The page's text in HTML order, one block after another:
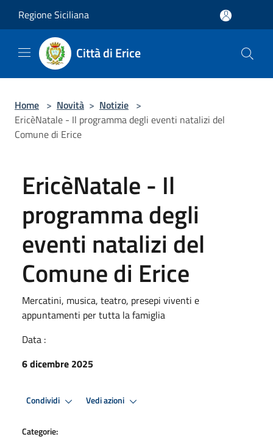
Regione Siciliana
Città di Erice
Home > Novità > Notizie >
EricèNatale - Il programma degli eventi natalizi del
Comune di Erice
EricèNatale - Il
programma degli
eventi natalizi del
Comune di Erice
Mercatini, musica, teatro, presepi viventi e
appuntamenti per tutta la famiglia
Data :
6 dicembre 2025
Condividi Vedi azioni
Categorie: